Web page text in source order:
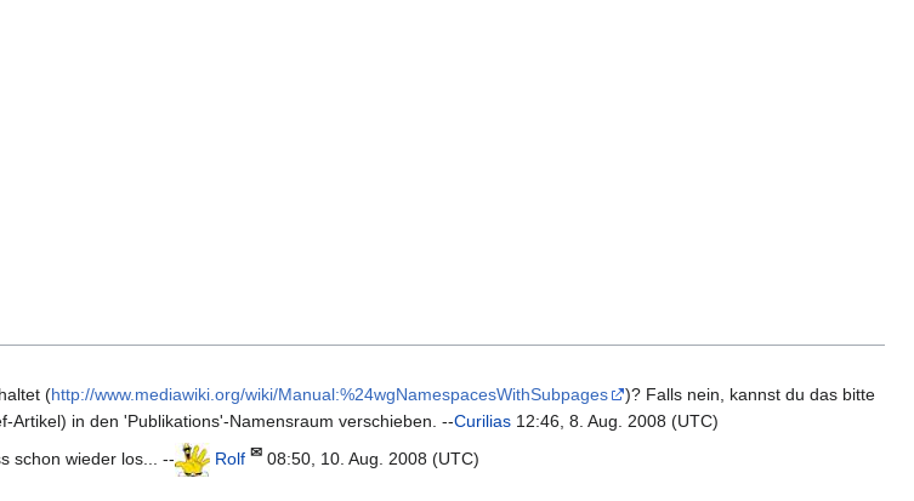
(http://www.mediawiki.org/wiki/Manual:%24wgNamespacesWithSubpages
)? Falls nein, kannst du das bitte
Artikel) in den 'Publikations'-Namensraum verschieben. --Curilias 12:46, 8. Aug. 2008 (UTC)
schon wieder los... --
Rolf ✉ 08:50, 10. Aug. 2008 (UTC)